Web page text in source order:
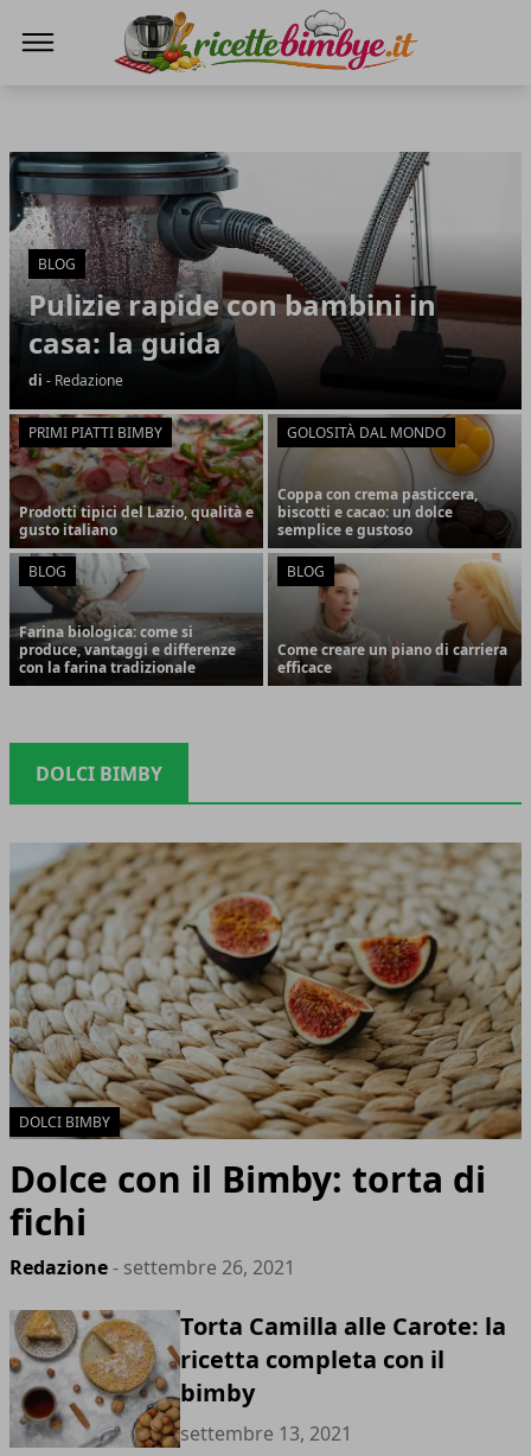
Articoli in Evidenza
BLOG
Pulizie rapide con bambini in
casa: la guida
di - Redazione
PRIMI PIATTI BIMBY
Prodotti tipici del Lazio, qualità e
gusto italiano
GOLOSITÀ DAL MONDO
Coppa con crema pasticcera,
biscotti e cacao: un dolce
semplice e gustoso
BLOG
Farina biologica: come si
produce, vantaggi e differenze
con la farina tradizionale
BLOG
Come creare un piano di carriera
efficace
DOLCI BIMBY
DOLCI BIMBY
Dolce con il Bimby: torta di
fichi
Redazione- settembre 26, 2021
Torta Camilla alle Carote: la
ricetta completa con il
bimby
settembre 13, 2021